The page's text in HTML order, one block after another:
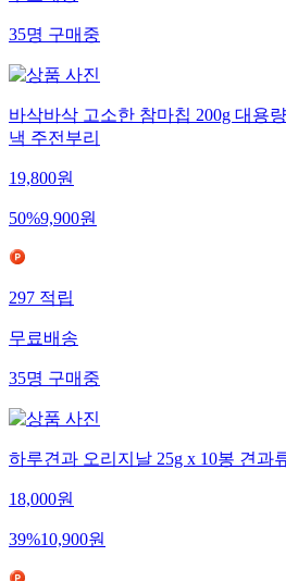
35명 구매중
바삭바삭 고소한 참마칩 200g 대용
낵 주전부리
19,800원
50%9,900원
297 적립
무료배송
35명 구매중
하루견과 오리지날 25g x 10봉 견과
18,000원
39%10,900원